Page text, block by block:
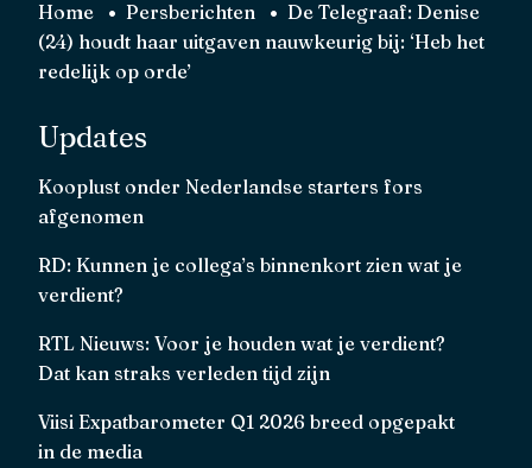
Home Persberichten
De Telegraaf: Denise
(24) houdt haar uitgaven nauwkeurig bij: ‘Heb het
redelijk op orde’
Updates
Kooplust onder Nederlandse starters fors
afgenomen
RD: Kunnen je collega’s binnenkort zien wat je
verdient?
RTL Nieuws: Voor je houden wat je verdient?
Dat kan straks verleden tijd zijn
Viisi Expatbarometer Q1 2026 breed opgepakt
in de media